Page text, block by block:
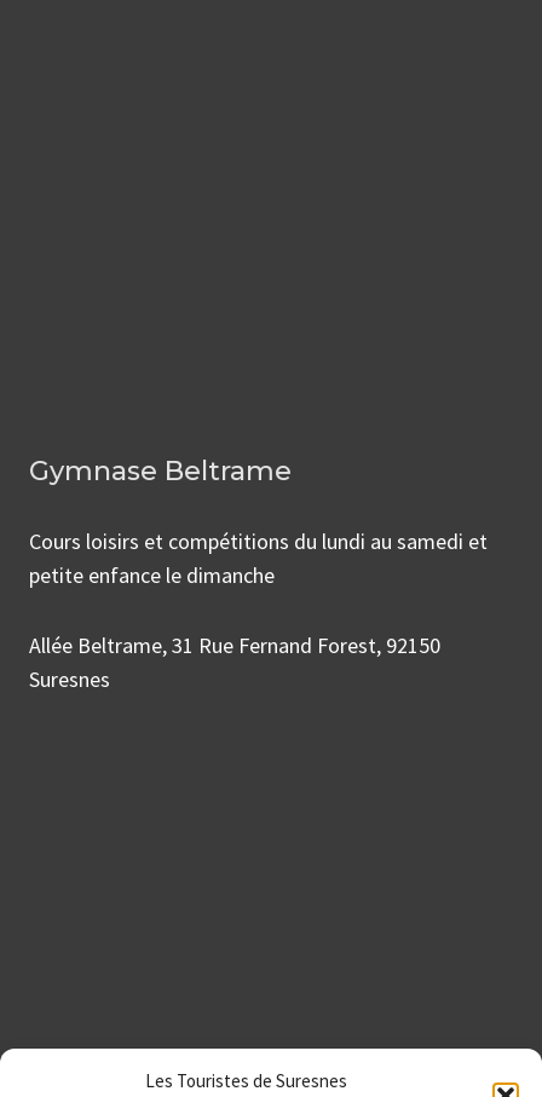
Les Touristes de Suresnes
Gymnase Beltrame
Cours loisirs et compétitions du lundi au samedi et
petite enfance le dimanche
Allée Beltrame, 31 Rue Fernand Forest, 92150
Suresnes